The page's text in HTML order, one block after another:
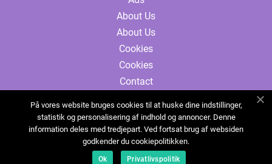
About Us
About Us
Cookies
Cookies
Contact
Sitemap
Sitemap
Ads
På vores website bruges cookies til at huske dine indstillinger,
statistik og personalisering af indhold og annoncer. Denne
information deles med tredjepart. Ved fortsat brug af websiden
godkender du cookiepolitikken.
Ok Privatlivspolitik